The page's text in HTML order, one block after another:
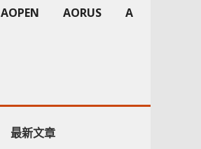
AOPEN AORUS Apacer
最新文章